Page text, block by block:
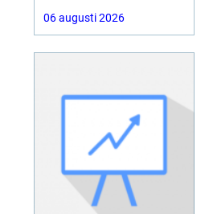
varit förknippat med
stora schakter,
06 augusti 2026